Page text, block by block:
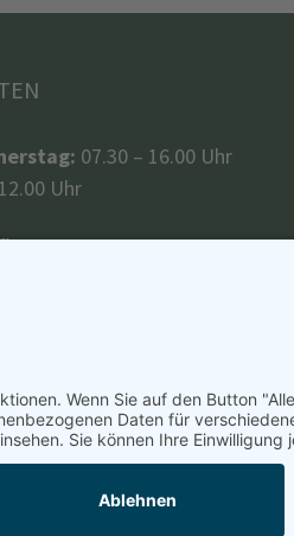
07.30 – 16.00 Uhr
Uhr